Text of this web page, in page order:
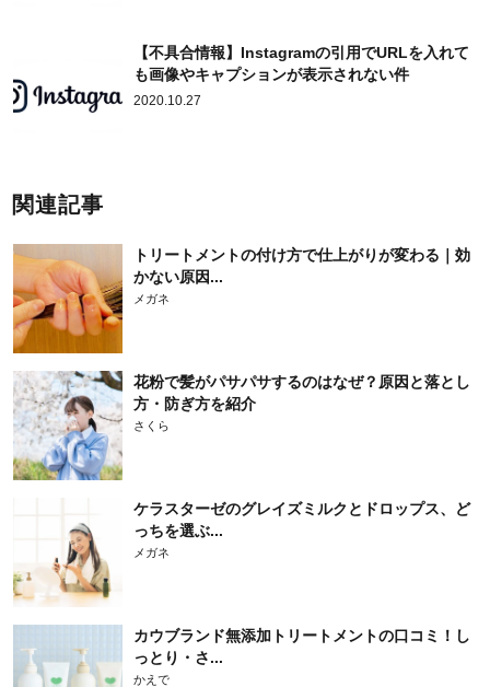
【不具合情報】Instagramの引用でURLを入れて
も画像やキャプションが表示されない件
2020.10.27
関連記事
トリートメントの付け方で仕上がりが変わる｜効
かない原因...
メガネ
花粉で髪がパサパサするのはなぜ？原因と落とし
方・防ぎ方を紹介
さくら
ケラスターゼのグレイズミルクとドロップス、ど
っちを選ぶ...
メガネ
カウブランド無添加トリートメントの口コミ！し
っとり・さ...
かえで